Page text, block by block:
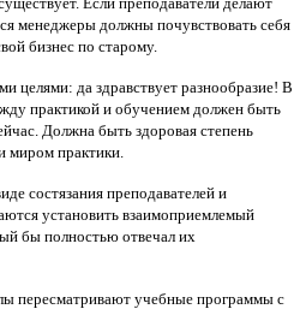
менеджеры должны почувствовать себя
бизнес по старому.
целями: да здравствует разнообразие! В
практикой и обучением должен быть
Должна быть здоровая степень
миром практики.
состязания преподавателей и
установить взаимоприемлемый
бы полностью отвечал их
пересматривают учебные программы с